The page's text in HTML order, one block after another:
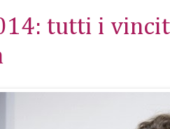
tutti i